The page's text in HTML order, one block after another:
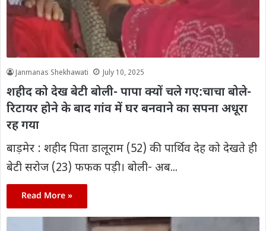
Janmanas Shekhawati July 10, 2025
शहीद को देख बेटी बोली- पापा क्यों चले गए:चाचा बोले-
रिटायर होने के बाद गांव में घर बनवाने का सपना अधूरा
रह गया
बाड़मेर : शहीद पिता डालूराम (52) की पार्थिव देह को देखते ही
बेटी सरोज (23) फफक पड़ी। बोली- अब...
Read More »